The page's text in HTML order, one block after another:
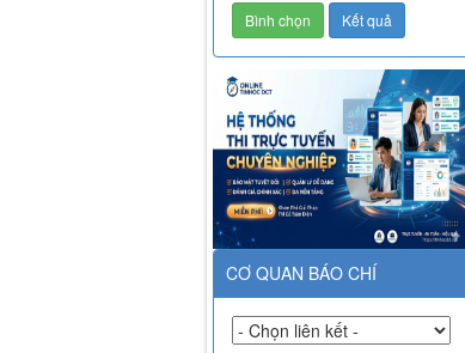
CƠ QUAN BÁO CHÍ